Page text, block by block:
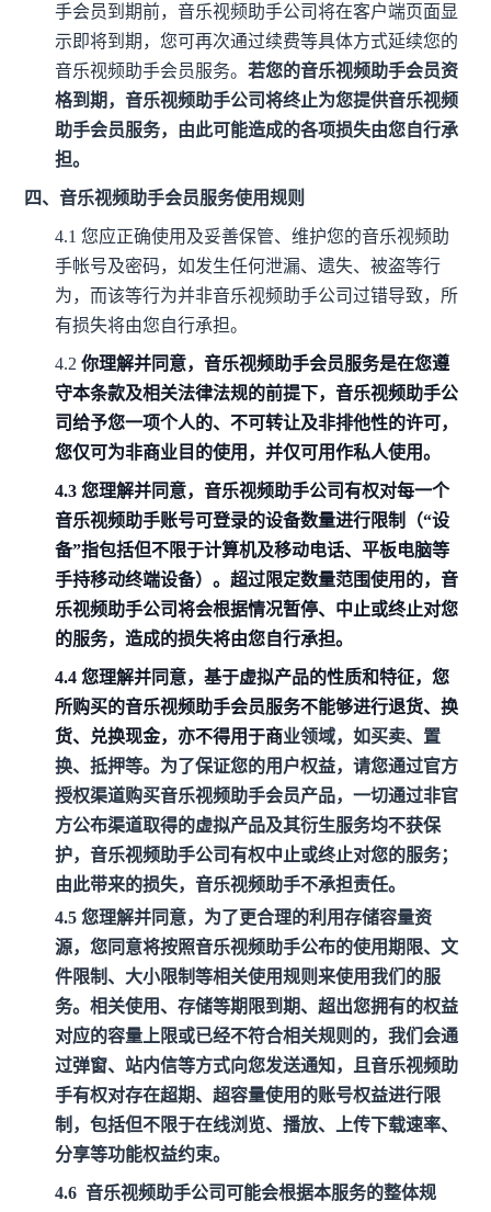
手会员到期前，音乐视频助手公司将在客户端页面显
示即将到期，您可再次通过续费等具体方式延续您的
音乐视频助手会员服务。若您的音乐视频助手会员资
格到期，音乐视频助手公司将终止为您提供音乐视频
助手会员服务，由此可能造成的各项损失由您自行承
担。
四、音乐视频助手会员服务使用规则
4.1您应正确使用及妥善保管、维护您的音乐视频助
手帐号及密码，如发生任何泄漏、遗失、被盗等行
为，而该等行为并非音乐视频助手公司过错导致，所
有损失将由您自行承担。
4.2你理解并同意，音乐视频助手会员服务是在您遵
守本条款及相关法律法规的前提下，音乐视频助手公
司给予您一项个人的、不可转让及非排他性的许可，
您仅可为非商业目的使用，并仅可用作私人使用。
4.3您理解并同意，音乐视频助手公司有权对每一个
音乐视频助手账号可登录的设备数量进行限制（“设
备”指包括但不限于计算机及移动电话、平板电脑等
手持移动终端设备）。超过限定数量范围使用的，音
乐视频助手公司将会根据情况暂停、中止或终止对您
的服务，造成的损失将由您自行承担。
4.4您理解并同意，基于虚拟产品的性质和特征，您
所购买的音乐视频助手会员服务不能够进行退货、换
货、兑换现金，亦不得用于商业领域，如买卖、置
换、抵押等。 为了保证您的用户权益，请您通过官方
授权渠道购买音乐视频助手会员产品，一切通过非官
方公布渠道取得的虚拟产品及其衍生服务均不获保
护，音乐视频助手公司有权中止或终止对您的服务；
由此带来的损失，音乐视频助手不承担责任。
4.5 您理解并同意，为了更合理的利用存储容量资
源，您同意将按照音乐视频助手公布的使用期限、文
件限制、大小限制等相关使用规则来使用我们的服
务。相关使用、存储等期限到期、超出您拥有的权益
对应的容量上限或已经不符合相关规则的，我们会通
过弹窗、站内信等方式向您发送通知，且音乐视频助
手有权对存在超期、超容量使用的账号权益进行限
制，包括但不限于在线浏览、播放、上传下载速率、
分享等功能权益约束。
4.6 音乐视频助手公司可能会根据本服务的整体规